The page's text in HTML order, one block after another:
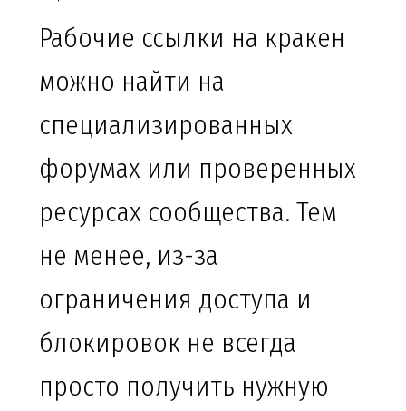
Рабочие ссылки на кракен
можно найти на
специализированных
форумах или проверенных
ресурсах сообщества. Тем
не менее, из-за
ограничения доступа и
блокировок не всегда
просто получить нужную